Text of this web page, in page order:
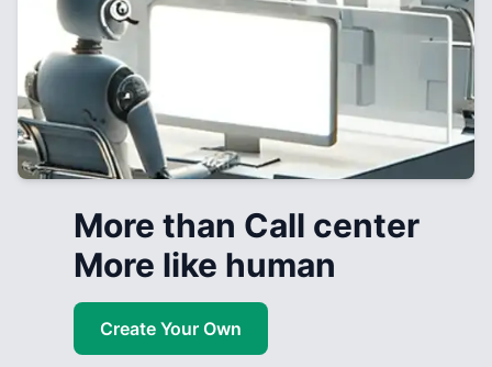
More than Call center
More like human
Create Your Own